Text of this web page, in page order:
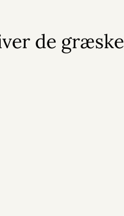
de græske